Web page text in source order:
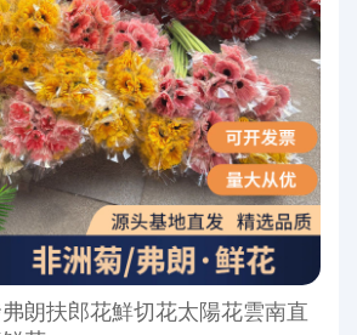
朗扶郎花鮮切花太陽花雲南直